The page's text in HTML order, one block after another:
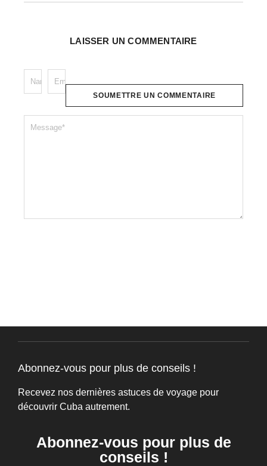
LAISSER UN COMMENTAIRE
Abonnez-vous pour plus de conseils !
Recevez nos dernières astuces de voyage pour
découvrir Cuba autrement.
Abonnez-vous pour plus de
conseils !